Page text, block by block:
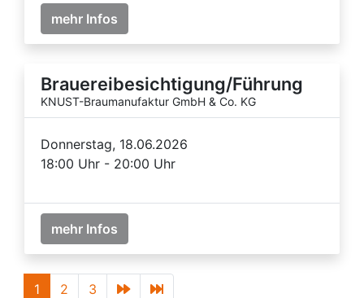
mehr Infos
Brauereibesichtigung/Führung
KNUST-Braumanufaktur GmbH & Co. KG
Donnerstag, 18.06.2026
18:00 Uhr - 20:00 Uhr
mehr Infos
1 2 3